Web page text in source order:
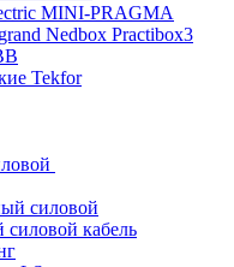
MINI-PRAGMA
Nedbox Practibox3
Tekfor
силовой
кабель